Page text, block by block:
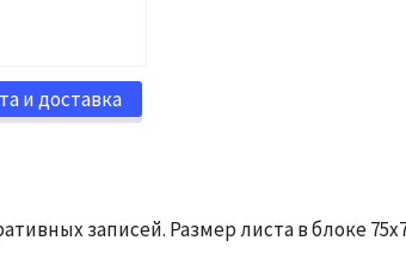
и доставка
записей. Размер листа в блоке